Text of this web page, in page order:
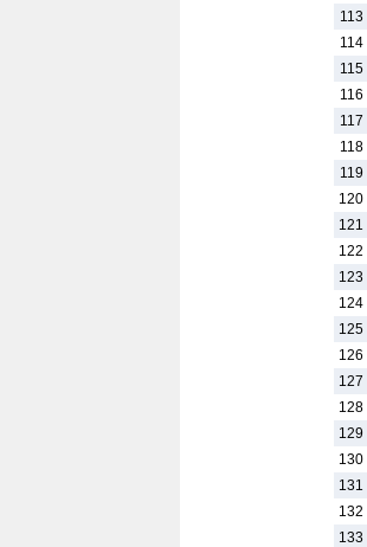
113
114
115
116
117
118
119
120
121
122
123
124
125
126
127
128
129
130
131
132
133